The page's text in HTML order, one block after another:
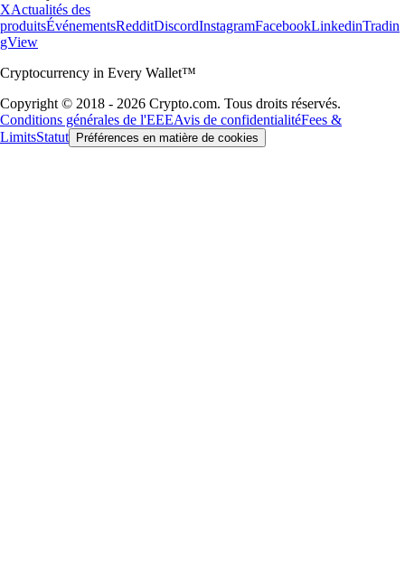
XActualités des
produitsÉvénementsRedditDiscordInstagramFacebookLinkedinTradin
gView
Cryptocurrency in Every Wallet™
Copyright © 2018 - 2026 Crypto.com. Tous droits réservés.
Conditions générales de l'EEEAvis de confidentialitéFees &
LimitsStatut Préférences en matière de cookies